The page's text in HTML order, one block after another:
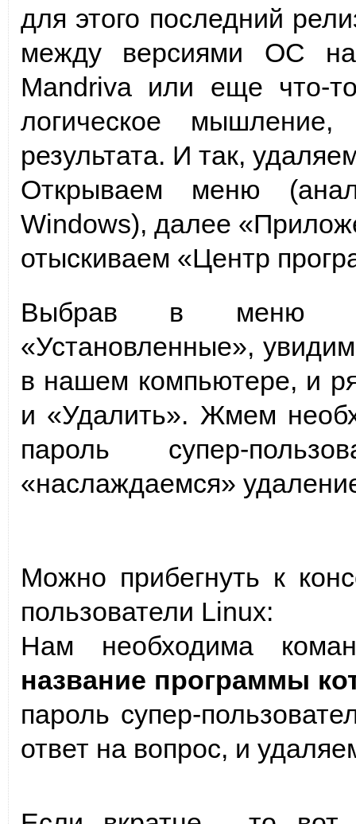
для этого последний
между версиями ОС
Mandriva или еще что-
логическое
результата. И так,
Открываем меню
Windows), далее
отыскиваем «Центр
Выбрав в меню
«Установленные»,
в нашем компьютере, и
и «Удалить». Жмем
пароль супер-
«наслаждаемся»
Можно прибегнуть к
пользователи Linux:
Нам необходима
название программы
пароль супер-
ответ на вопрос, и